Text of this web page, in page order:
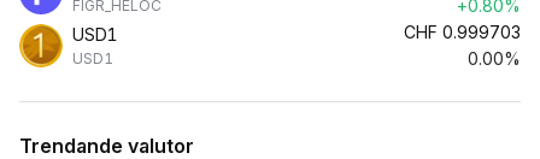
FIGR_HELOC
+0.80%
USD1
USD1
CHF 0.999703
0.00%
Trendande valutor